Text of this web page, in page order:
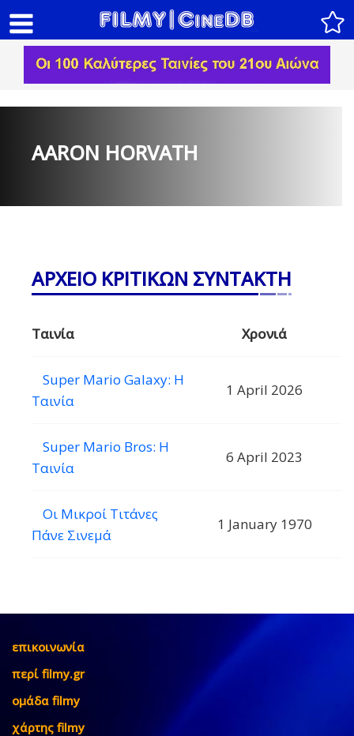
AARON HORVATH
ΑΡΧΕΙΟ ΚΡΙΤΙΚΩΝ ΣΥΝΤΑΚΤΗ
Ταινία Χρονιά
Super Mario Galaxy: Η
Ταινία
1 April 2026
Super Mario Bros: Η
Ταινία
6 April 2023
Οι Μικροί Τιτάνες
Πάνε Σινεμά
1 January 1970
επικοινωνία
περί filmy.gr
ομάδα filmy
χάρτης filmy